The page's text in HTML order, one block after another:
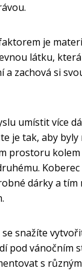
je
látku,
a zachová si
umístit více
je tak, aby
prostoru
dárky a tím
snažíte
pod vánočním
s